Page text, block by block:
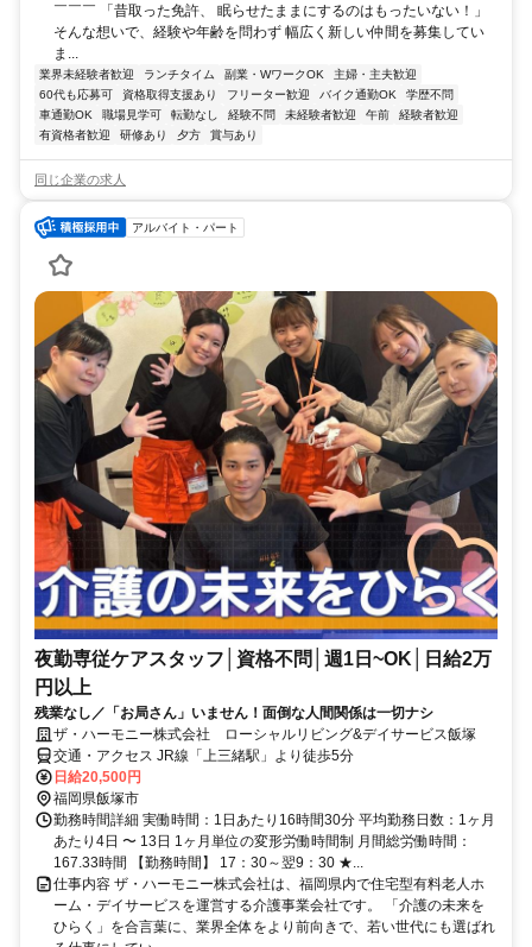
￣￣￣ 「昔取った免許、 眠らせたままにするのはもったいない！」
そんな想いで、経験や年齢を問わず 幅広く新しい仲間を募集してい
ま...
業界未経験者歓迎 ランチタイム 副業・WワークOK
主婦・主夫歓迎
60代も応募可
資格取得支援あり フリーター歓迎 バイク通勤OK
学歴不問
車通勤OK
職場見学可 転勤なし 経験不問 未経験者歓迎 午前
経験者歓迎
有資格者歓迎
研修あり 夕方 賞与あり
同じ企業の求人
アルバイト・パート
夜勤専従ケアスタッフ│資格不問│週1日~OK│日給2万
円以上
残業なし／「お局さん」いません！面倒な人間関係は一切ナシ
ザ・ハーモニー株式会社 ローシャルリビング&デイサービス飯塚
交通・アクセス JR線「上三緒駅」より徒歩5分
日給20,500円
福岡県飯塚市
勤務時間詳細 実働時間：1日あたり16時間30分 平均勤務日数：1ヶ月
あたり4日 〜 13日 1ヶ月単位の変形労働時間制 月間総労働時間：
167.33時間 【勤務時間】 17：30～翌9：30 ★...
仕事内容 ザ・ハーモニー株式会社は、福岡県内で住宅型有料老人ホ
ーム・デイサービスを運営する介護事業会社です。 「介護の未来を
ひらく」を合言葉に、業界全体をより前向きで、若い世代にも選ばれ